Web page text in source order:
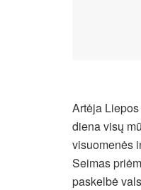
Artėja
diena visų
visuomenės
Seimas
paskelbė